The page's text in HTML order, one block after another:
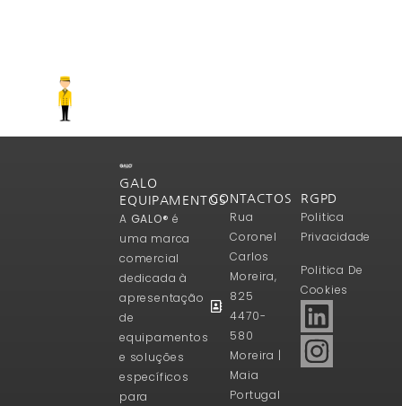
GALO
EQUIPAMENTOS
A GALO® é
uma marca
comercial
dedicada à
apresentação
de
equipamentos
e soluções
específicos
para
CONTACTOS
Rua
Coronel
Carlos
Moreira,
825
4470-
580
Moreira |
Maia
Portugal
RGPD
Politica
Privacidade
Politica De
Cookies